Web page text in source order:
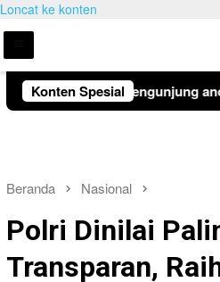
Loncat ke konten
Konten Spesial
kepada pengunjung
Beranda Nasional
Polri Dinilai
Transparan,